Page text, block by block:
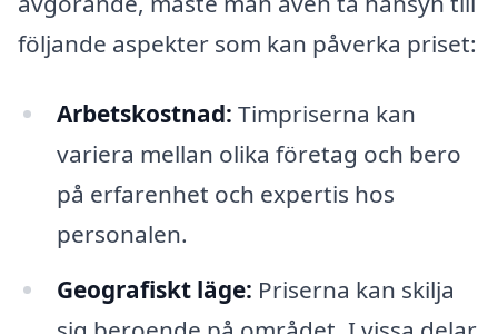
följande aspekter som kan påverka priset:
Arbetskostnad: Timpriserna kan
variera mellan olika företag och bero
på erfarenhet och expertis hos
personalen.
Geografiskt läge: Priserna kan skilja